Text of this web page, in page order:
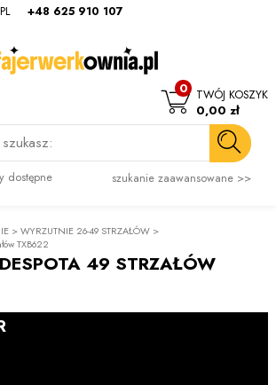
+48 625 910 107
dostępne szukanie zaawansowane >>
TWÓJ KOSZYK
0
0,00 zł
>WYRZUTNIE 26-49 STRZAŁÓW >
TXB622
49 STRZAŁÓW